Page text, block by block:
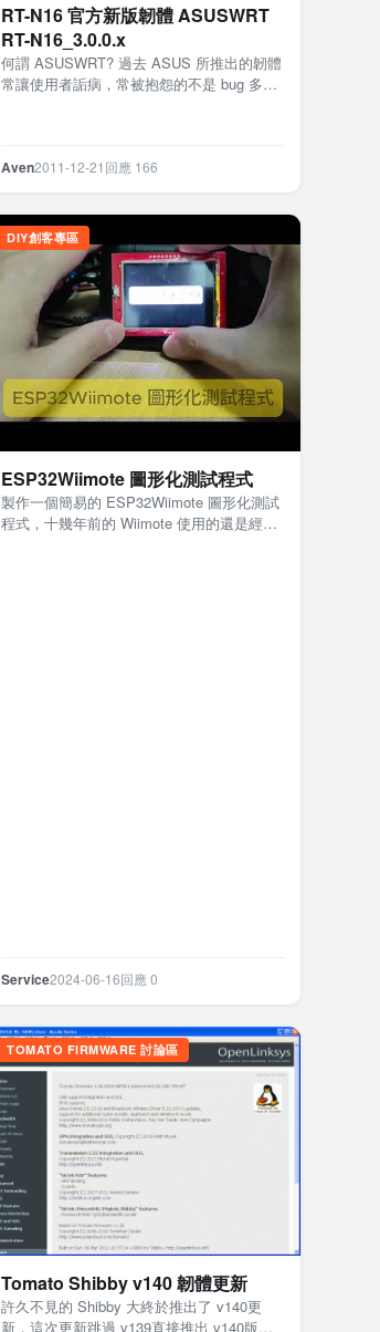
RT-N16 官方新版韌體 ASUSWRT
RT-N16_3.0.0.x
何謂 ASUSWRT? 過去 ASUS 所推出的韌體
常讓使用者詬病，常被抱怨的不是 bug 多就
Aven2011-12-21 回應 166
DIY創客專區
ESP32Wiimote 圖形化測試程式
製作一個簡易的 ESP32Wiimote 圖形化測試
程式，十幾年前的 Wiimote 使用的還是經典
Service2024-06-16回應 0
TOMATO FIRMWARE 討論區
Tomato Shibby v140 韌體更新
許久不見的 Shibby 大終於推出了 v140更
新，這次更新跳過 v139直接推出 v140版